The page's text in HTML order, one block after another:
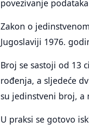
povezivanje
Zakon o
Јugoslaviji 1976.
Broj se sastoji od 13
rođenja, a sljedeće
su jedinstveni broj, a
U praksi se gotovo